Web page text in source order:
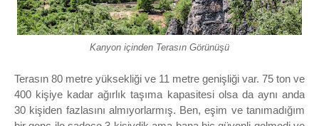
Kanyon içinden Terasın Görünüşü
Terasın 80 metre yüksekliği ve 11 metre genişliği var. 75 ton ve
400 kişiye kadar ağırlık taşıma kapasitesi olsa da aynı anda
30 kişiden fazlasını almıyorlarmış. Ben, eşim ve tanımadığım